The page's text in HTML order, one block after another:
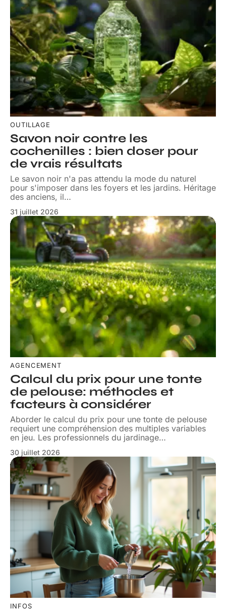
OUTILLAGE
Savon noir contre les
cochenilles : bien doser pour
de vrais résultats
Le savon noir n'a pas attendu la mode du naturel
pour s'imposer dans les foyers et les jardins. Héritage
des anciens, il…
31 juillet 2026
AGENCEMENT
Calcul du prix pour une tonte
de pelouse: méthodes et
facteurs à considérer
Aborder le calcul du prix pour une tonte de pelouse
requiert une compréhension des multiples variables
en jeu. Les professionnels du jardinage…
30 juillet 2026
INFOS